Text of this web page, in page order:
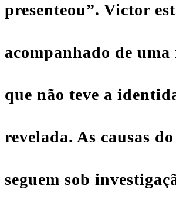
presenteou”. Victor
acompanhado de uma
que não teve a
revelada. As causas
seguem sob